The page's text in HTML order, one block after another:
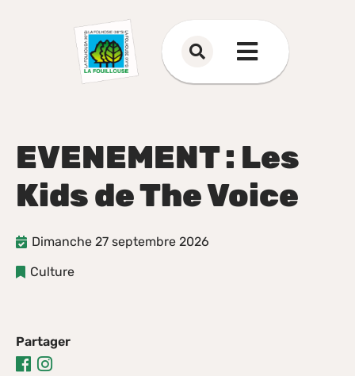
Aller à la recherche
Menu
Rechercher
EVENEMENT : Les
Kids de The Voice
Dimanche 27 septembre 2026
Culture
Partager
Partager
Partager